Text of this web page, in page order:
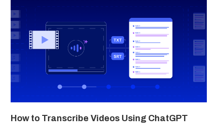
How to Transcribe Videos Using ChatGPT